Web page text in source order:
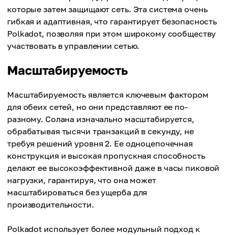
которые затем защищают сеть. Эта система очень
гибкая и адаптивная, что гарантирует безопасность
Polkadot, позволяя при этом широкому сообществу
участвовать в управлении сетью.
Масштабируемость
Масштабируемость является ключевым фактором
для обеих сетей, но они представляют ее по-
разному. Солана изначально масштабируется,
обрабатывая тысячи транзакций в секунду, не
требуя решений уровня 2. Ее одноцепочечная
конструкция и высокая пропускная способность
делают ее высокоэффективной даже в часы пиковой
нагрузки, гарантируя, что она может
масштабироваться без ущерба для
производительности.
Polkadot использует более модульный подход к